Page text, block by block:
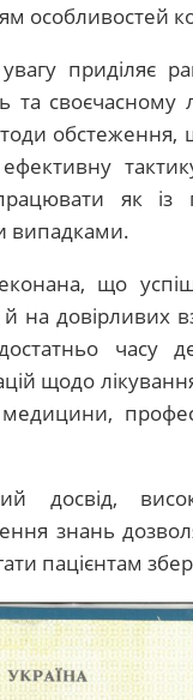
особливостей
приділяє
та своєчасному
обстеження,
як із
випадками.
що
на довірливих
часу
щодо
медицини,
досвід,
знань
пацієнтам